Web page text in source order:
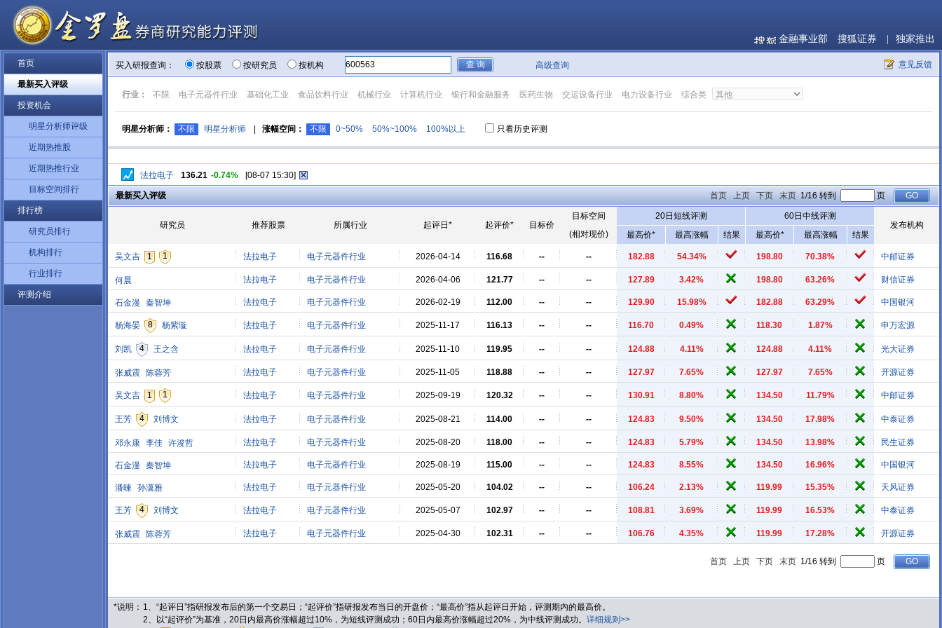
金融事业部 搜狐证券 独家推出
首页
最新买入评级
投资机会
明星分析师评级
近期热推股
近期热推行业
目标空间排行
排行榜
研究员排行
机构排行
行业排行
评测介绍
买入研报查询： 按股票 按研究员 按机构 高级查询 意见反馈
行业： 不限 电子元器件行业 基础化工业 食品饮料行业 机械行业 计算机行业 银行和金融服务 医药生物 交运设备行业 电力设备行业 综合类
明星分析师： 不限 明星分析师 涨幅空间： 不限 0~50% 50%~100% 100%以上 只看历史评测
法拉电子 136.21 -0.74% [08-07 15:30]
首页 上页 下页 末页 1/16 转到 页
最新买入评级
研究员 推荐股票 所属行业 起评日* 起评价* 目标价
目标空间
(相对现价)
20日短线评测
60日中线评测
发布机构
最高价*
最高涨幅 结果 最高价* 最高涨幅 结果
吴文吉 1 1 法拉电子 电子元器件行业 2026-04-14 116.68 -- -- 182.88 54.34% 198.80 70.38% 中邮证券
何晨 法拉电子 电子元器件行业 2026-04-06 121.77 -- -- 127.89 3.42% 198.80 63.26% 财信证券
石金漫 秦智坤 法拉电子 电子元器件行业 2026-02-19 112.00 -- -- 129.90 15.98% 182.88 63.29% 中国银河
杨海晏 8 杨紫璇 法拉电子 电子元器件行业 2025-11-17 116.13 -- -- 116.70 0.49% 118.30 1.87% 申万宏源
刘凯 4 王之含 法拉电子 电子元器件行业 2025-11-10 119.95 -- -- 124.88 4.11% 124.88 4.11% 光大证券
张威震 陈蓉芳 法拉电子 电子元器件行业 2025-11-05 118.88 -- -- 127.97 7.65% 127.97 7.65% 开源证券
吴文吉 1 1 法拉电子 电子元器件行业 2025-09-19 120.32 -- -- 130.91 8.80% 134.50 11.79% 中邮证券
王芳 4 刘博文 法拉电子 电子元器件行业 2025-08-21 114.00 -- -- 124.83 9.50% 134.50 17.98% 中泰证券
邓永康 李佳 许浚哲 法拉电子 电子元器件行业 2025-08-20 118.00 -- -- 124.83 5.79% 134.50 13.98% 民生证券
石金漫 秦智坤 法拉电子 电子元器件行业 2025-08-19 115.00 -- -- 124.83 8.55% 134.50 16.96% 中国银河
潘暕 孙潇雅 法拉电子 电子元器件行业 2025-05-20 104.02 -- -- 106.24 2.13% 119.99 15.35% 天风证券
王芳 4 刘博文 法拉电子 电子元器件行业 2025-05-07 102.97 -- -- 108.81 3.69% 119.99 16.53% 中泰证券
张威震 陈蓉芳 法拉电子 电子元器件行业 2025-04-30 102.31 -- -- 106.76 4.35% 119.99 17.28% 开源证券
首页 上页 下页 末页 1/16 转到 页
*说明： 1、“起评日”指研报发布后的第一个交易日；“起评价”指研报发布当日的开盘价；“最高价”指从起评日开始，评测期内的最高价。
2、以“起评价”为基准，20日内最高价涨幅超过10%，为短线评测成功；60日内最高价涨幅超过20%，为中线评测成功。 详细规则>>